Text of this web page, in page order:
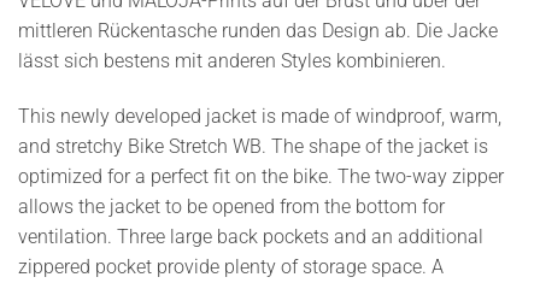
mittleren Rückentasche runden das Design ab. Die Jacke
lässt sich bestens mit anderen Styles kombinieren.
This newly developed jacket is made of windproof, warm,
and stretchy Bike Stretch WB. The shape of the jacket is
optimized for a perfect fit on the bike. The two-way zipper
allows the jacket to be opened from the bottom for
ventilation. Three large back pockets and an additional
zippered pocket provide plenty of storage space. A